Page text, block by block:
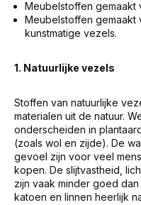
Meubelstoffen gemaakt
Meubelstoffen gemaakt
kunstmatige vezels.
1. Natuurlijke vezels
Stoffen van natuurlijke
materialen uit de natuur.
onderscheiden in
(zoals wol en zijde). De
gevoel zijn voor veel
kopen. De slijtvastheid,
zijn vaak minder goed
katoen en linnen heerlijk